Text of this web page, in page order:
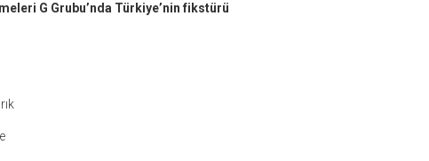
G Grubu’nda Türkiye’nin fikstürü